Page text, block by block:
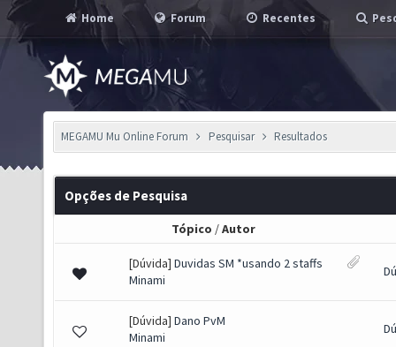
Home Forum Recentes
MEGAMU Mu Online Forum Pesquisar Resultados
Opções de Pesquisa
Tópico /Autor
[Dúvida] Duvidas SM *usando 2 staffs
Minami
[Dúvida] Dano PvM
Minami